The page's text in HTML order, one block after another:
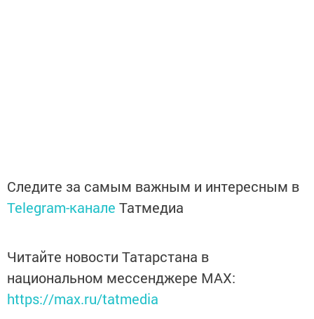
Следите за самым важным и интересным в
Telegram-канале Татмедиа
Читайте новости Татарстана в
национальном мессенджере MАХ:
https://max.ru/tatmedia